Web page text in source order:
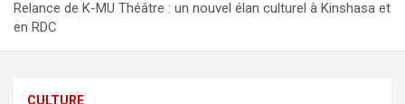
Relance de K-MU Théâtre : un nouvel élan culturel à Kinshasa et
en RDC
CULTURE